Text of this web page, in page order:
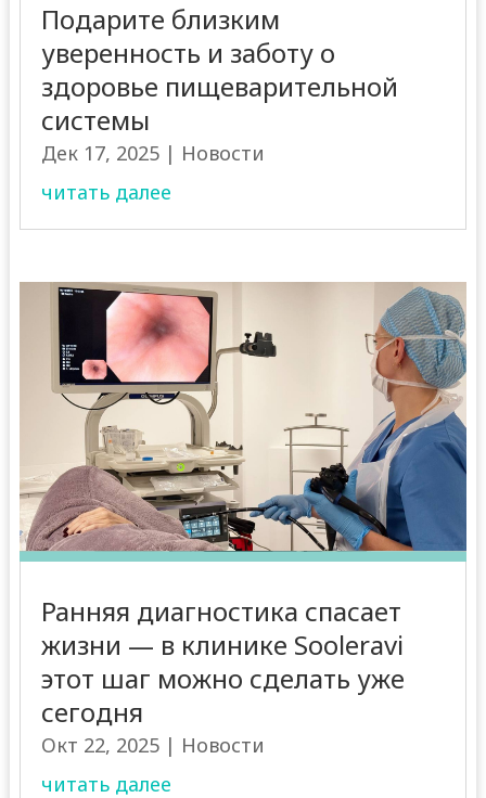
Подарите близким
уверенность и заботу о
здоровье пищеварительной
системы
Дек 17, 2025| Новости
читать далее
Ранняя диагностика спасает
жизни — в клинике Sooleravi
этот шаг можно сделать уже
сегодня
Окт 22, 2025| Новости
читать далее